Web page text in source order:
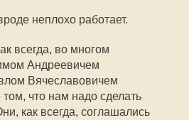
неплохо работает.
всегда, во многом
Андреевичем
Вячеславовичем
что нам надо сделать
как всегда, соглашались